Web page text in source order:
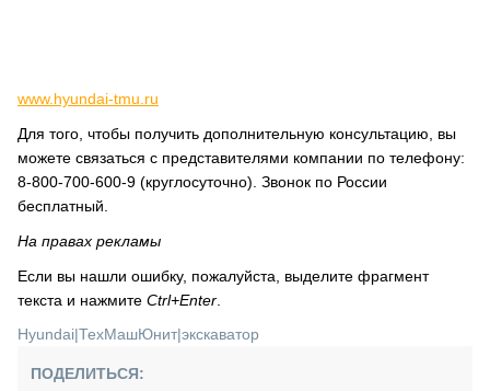
www.hyundai-tmu.ru
Для того, чтобы получить дополнительную консультацию, вы
можете связаться с представителями компании по телефону:
8-800-700-600-9 (круглосуточно). Звонок по России
бесплатный.
На правах рекламы
Если вы нашли ошибку, пожалуйста, выделите фрагмент
текста и нажмите Ctrl+Enter.
Hyundai|ТехМашЮнит|экскаватор
ПОДЕЛИТЬСЯ: